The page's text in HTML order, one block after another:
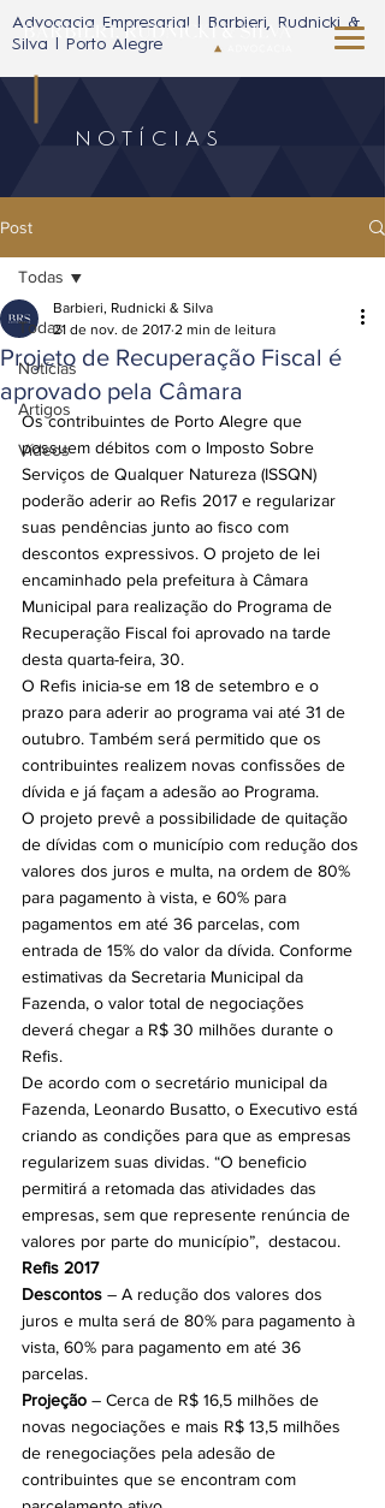
Advocacia Empresarial | Barbieri, Rudnicki &
Silva | Porto Alegre
NOTÍCIAS
Post
Todas
Notícias
Artigos
Vídeos
Todas
Projeto de Recuperação Fiscal é
aprovado pela Câmara
Barbieri, Rudnicki & Silva
21 de nov. de 2017 2 min de leitura
Os contribuintes de Porto Alegre que
possuem débitos com o Imposto Sobre
Serviços de Qualquer Natureza (ISSQN)
poderão aderir ao Refis 2017 e regularizar
suas pendências junto ao fisco com
descontos expressivos. O projeto de lei
encaminhado pela prefeitura à Câmara
Municipal para realização do Programa de
Recuperação Fiscal foi aprovado na tarde
desta quarta-feira, 30.
O Refis inicia-se em 18 de setembro e o
prazo para aderir ao programa vai até 31 de
outubro. Também será permitido que os
contribuintes realizem novas confissões de
dívida e já façam a adesão ao Programa.
O projeto prevê a possibilidade de quitação
de dívidas com o município com redução dos
valores dos juros e multa, na ordem de 80%
para pagamento à vista, e 60% para
pagamentos em até 36 parcelas, com
entrada de 15% do valor da dívida. Conforme
estimativas da Secretaria Municipal da
Fazenda, o valor total de negociações
deverá chegar a R$ 30 milhões durante o
Refis.
De acordo com o secretário municipal da
Fazenda, Leonardo Busatto, o Executivo está
criando as condições para que as empresas
regularizem suas dividas. “O beneficio
permitirá a retomada das atividades das
empresas, sem que represente renúncia de
valores por parte do município”,  destacou.
Refis 2017
Descontos – A redução dos valores dos
juros e multa será de 80% para pagamento à
vista, 60% para pagamento em até 36
parcelas.
Projeção – Cerca de R$ 16,5 milhões de
novas negociações e mais R$ 13,5 milhões
de renegociações pela adesão de
contribuintes que se encontram com